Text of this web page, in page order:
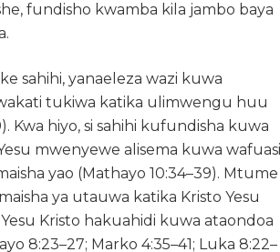
fundisho kwamba kila jambo baya
sahihi, yanaeleza wazi kuwa
tukiwa katika ulimwengu huu
Kwa hiyo, si sahihi kufundisha kuwa
mwenyewe alisema kuwa wafuasi
yao (Mathayo 10:34–39). Mtume
ya utauwa katika Kristo Yesu
Kristo hakuahidi kuwa ataondoa
8:23–27; Marko 4:35–41; Luka 8:22–